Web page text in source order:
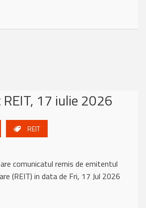
17 iulie 2026
REIT
comunicatul remis de emitentul
(REIT) in data de Fri, 17 Jul 2026